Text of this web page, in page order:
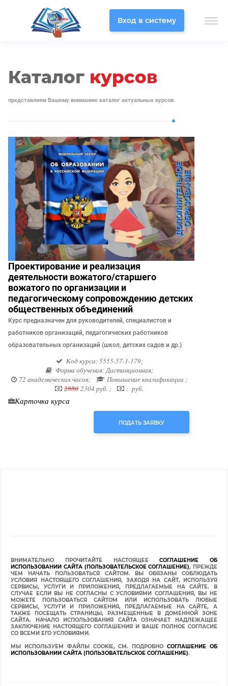
Вход в систему
Каталог курсов
представляем Вашему вниманию каталог актуальных курсов.
Проектирование и реализация
деятельности вожатого/старшего
вожатого по организации и
педагогическому сопровождению детских
общественных объединений
Курс предназначен для руководителей, специалистов и
работников организаций, педагогических работников
образовательных организаций (школ, детских садов и др.)
Код курса: 5555-57-1-179;
Форма обучения: Дистанционная;
72 академических часов;
Повышение квалификации ;
2880 2304 руб. ; : руб.
Карточка курса
ПОДАТЬ ЗАЯВКУ
ВНИМАТЕЛЬНО ПРОЧИТАЙТЕ НАСТОЯЩЕЕСОГЛАШЕНИЕ ОБ
ИСПОЛЬЗОВАНИИ САЙТА (ПОЛЬЗОВАТЕЛЬСКОЕ СОГЛАШЕНИЕ), ПРЕЖДЕ
ЧЕМ НАЧАТЬ ПОЛЬЗОВАТЬСЯ САЙТОМ. ВЫ ОБЯЗАНЫ СОБЛЮДАТЬ
УСЛОВИЯ НАСТОЯЩЕГО СОГЛАШЕНИЯ, ЗАХОДЯ НА САЙТ, ИСПОЛЬЗУЯ
СЕРВИСЫ, УСЛУГИ И ПРИЛОЖЕНИЯ, ПРЕДЛАГАЕМЫЕ НА САЙТЕ. В
СЛУЧАЕ ЕСЛИ ВЫ НЕ СОГЛАСНЫ С УСЛОВИЯМИ СОГЛАШЕНИЯ, ВЫ НЕ
МОЖЕТЕ ПОЛЬЗОВАТЬСЯ САЙТОМ ИЛИ ИСПОЛЬЗОВАТЬ ЛЮБЫЕ
СЕРВИСЫ, УСЛУГИ И ПРИЛОЖЕНИЯ, ПРЕДЛАГАЕМЫЕ НА САЙТЕ, А
ТАКЖЕ ПОСЕЩАТЬ СТРАНИЦЫ, РАЗМЕЩЕННЫЕ В ДОМЕННОЙ ЗОНЕ
САЙТА. НАЧАЛО ИСПОЛЬЗОВАНИЯ САЙТА ОЗНАЧАЕТ НАДЛЕЖАЩЕЕ
ЗАКЛЮЧЕНИЕ НАСТОЯЩЕГО СОГЛАШЕНИЯ И ВАШЕ ПОЛНОЕ СОГЛАСИЕ
СО ВСЕМИ ЕГО УСЛОВИЯМИ.
МЫ ИСПОЛЬЗУЕМ ФАЙЛЫ COOKIE, СМ. ПОДРОБНОСОГЛАШЕНИЕ ОБ
ИСПОЛЬЗОВАНИИ САЙТА (ПОЛЬЗОВАТЕЛЬСКОЕ СОГЛАШЕНИЕ).